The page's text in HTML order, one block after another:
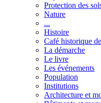
Protection des
Nature
...
Histoire
Café historique
La démarche
Le livre
Les événements
Population
Institutions
Architecture et